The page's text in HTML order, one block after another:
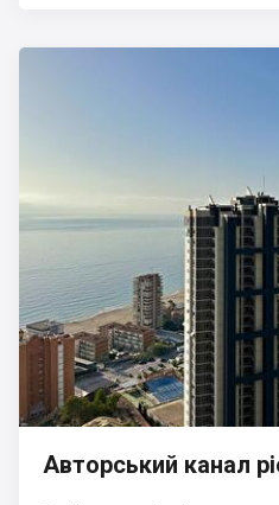
Авторський канал